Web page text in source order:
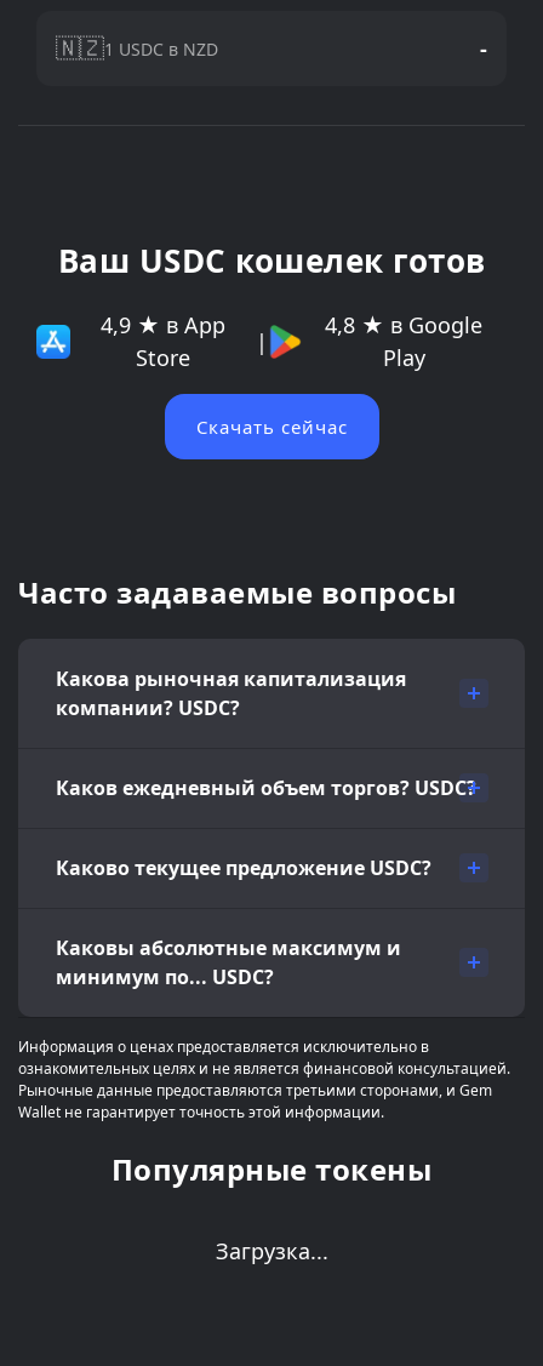
🇳🇿1 USDC в NZD -
Ваш USDC кошелек готов
4,9 ★ в App
Store
|
4,8 ★ в Google
Play
Скачать сейчас
Часто задаваемые вопросы
Какова рыночная капитализация
компании? USDC?
Каков ежедневный объем торгов? USDC?
Каково текущее предложение USDC?
Каковы абсолютные максимум и
минимум по... USDC?
Информация о ценах предоставляется исключительно в
ознакомительных целях и не является финансовой консультацией.
Рыночные данные предоставляются третьими сторонами, и Gem
Wallet не гарантирует точность этой информации.
Популярные токены
Загрузка...